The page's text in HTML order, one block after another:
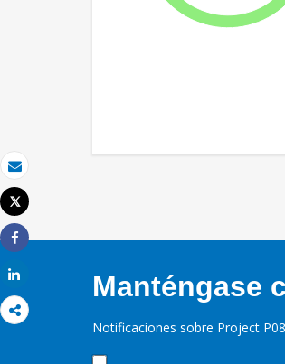
Correo electrónico
Imprimir
Tweet
Share
Manténgase
Notificaciones sobre Project